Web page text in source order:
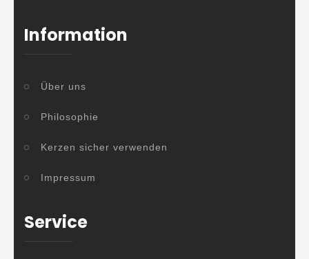
Information
Über uns
Philosophie
Kerzen sicher verwenden
Impressum
Service